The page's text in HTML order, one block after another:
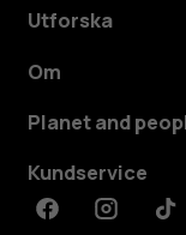
Utforska
Om
Planet and
Kundservice
FacebookInstagram